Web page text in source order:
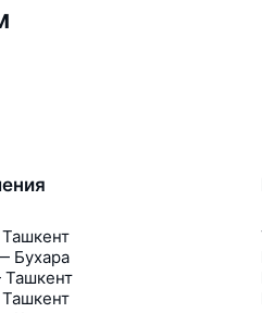
Бухара